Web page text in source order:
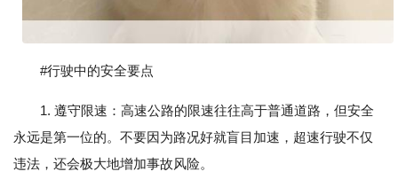
#行驶中的安全要点
1. 遵守限速：高速公路的限速往往高于普通道路，但安全
永远是第一位的。不要因为路况好就盲目加速，超速行驶不仅
违法，还会极大地增加事故风险。